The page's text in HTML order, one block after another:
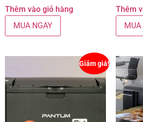
Thêm vào giỏ hàng
MUA NGAY
Thêm
MUA
Giảm giá!